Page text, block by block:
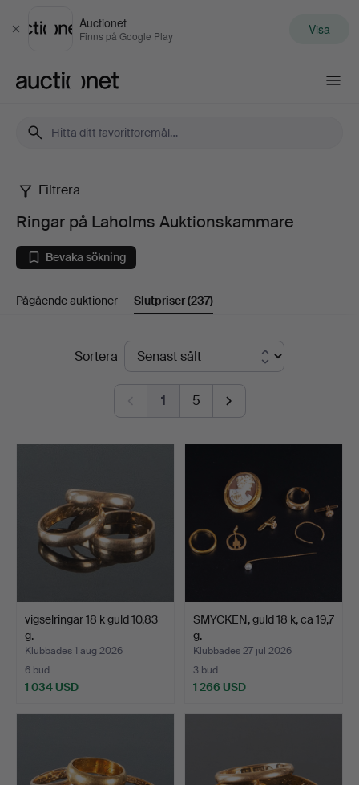
Stäng
Auctionet
Finns på Google Play Visa
Ringar
på
Laholms
Auktionskammare
Filtrera
Ringar på Laholms Auktionskammare
Bevaka sökning
Pågående auktioner Slutpriser(237)
SlutpriserSortera
1 5
vigselringar 18 k guld 10,83
g.
Klubbades 1 aug 2026
6 bud
1 034 USD
SMYCKEN, guld 18 k, ca 19,7
g.
Klubbades 27 jul 2026
3 bud
1 266 USD